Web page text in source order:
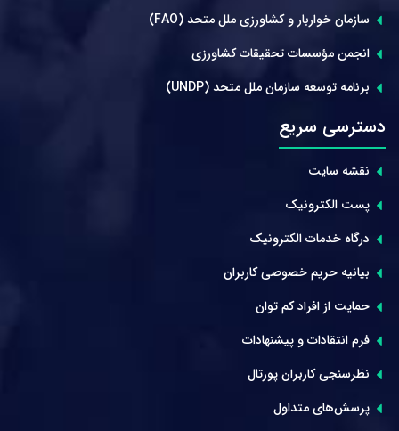
سازمان خواربار و کشاورزی ملل متحد (FAO)
انجمن مؤسسات تحقیقات کشاورزی
برنامه توسعه سازمان ملل متحد (UNDP)
دسترسی سریع
نقشه سایت
پست الکترونیک
درگاه خدمات الکترونیک
بیانیه حریم خصوصی کاربران
حمایت از افراد کم توان
فرم انتقادات و پیشنهادات
نظرسنجی کاربران پورتال
پرسش‌های متداول